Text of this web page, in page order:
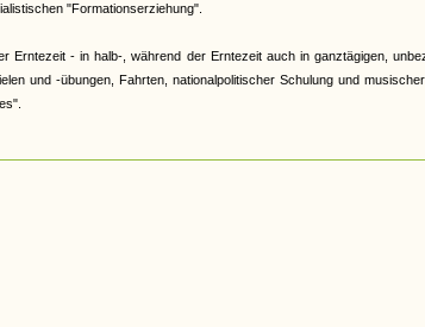
"Formationserziehung".
Erntezeit - in halb-, während der Erntezeit auch in ganztägigen,
und -übungen, Fahrten, nationalpolitischer Schulung und